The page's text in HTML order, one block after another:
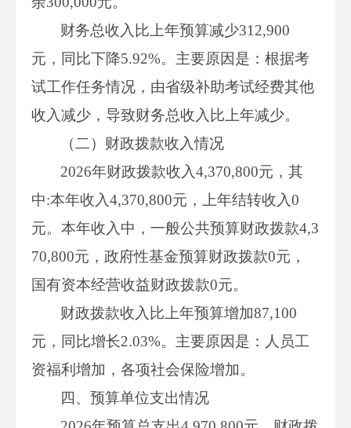
财务总收入比上年预算减少312,900
元，同比下降5.92%。主要原因是：根据考
试工作任务情况，由省级补助考试经费其他
收入减少，导致财务总收入比上年减少。
（二）财政拨款收入情况
2026年财政拨款收入4,370,800元，其
中:本年收入4,370,800元，上年结转收入0
元。本年收入中，一般公共预算财政拨款4,3
70,800元，政府性基金预算财政拨款0元，
国有资本经营收益财政拨款0元。
财政拨款收入比上年预算增加87,100
元，同比增长2.03%。主要原因是：人员工
资福利增加，各项社会保险增加。
四、预算单位支出情况